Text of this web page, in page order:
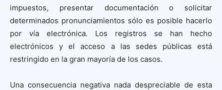
impuestos, presentar documentación o solicitar
determinados pronunciamientos sólo es posible hacerlo
por vía electrónica. Los registros se han hecho
electrónicos y el acceso a las sedes públicas está
restringido en la gran mayoría de los casos.
Una consecuencia negativa nada despreciable de esta